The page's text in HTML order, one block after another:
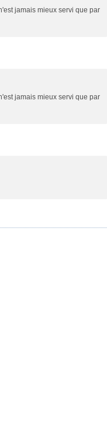
jamais mieux servi que par
jamais mieux servi que par